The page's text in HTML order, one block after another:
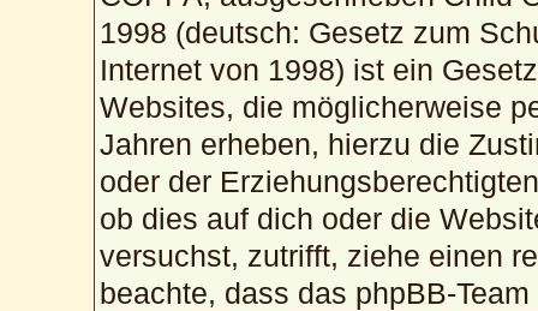
1998 (deutsch: Gesetz zum
Internet von 1998) ist ein
Websites, die möglicherweise
Jahren erheben, hierzu die
oder der
ob dies auf dich oder die
versuchst, zutrifft, ziehe einen
beachte, dass das phpBB-